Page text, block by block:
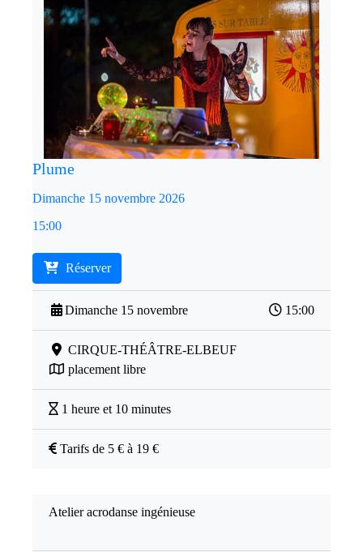
Plume
Dimanche 15 novembre 2026
15:00
Réserver
Dimanche 15 novembre 15:00
CIRQUE-THÉÂTRE-ELBEUF
placement libre
1 heure et 10 minutes
Tarifs de 5 € à 19 €
Atelier acrodanse ingénieuse